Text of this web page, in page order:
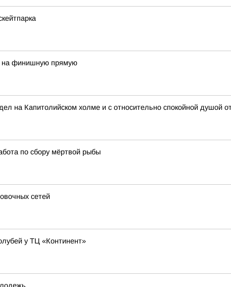
на финишную прямую
на Капитолийском холме и с относительно спокойной душой
по сбору мёртвой рыбы
сетей
у ТЦ «Континент»